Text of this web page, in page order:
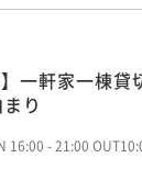
一軒家一棟
り
16:00 - 21:00